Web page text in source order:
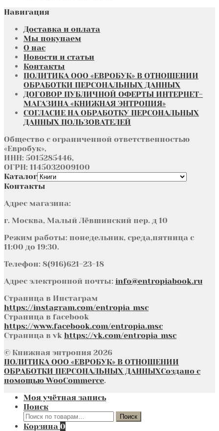
Навигация
Доставка и оплата
Мы покупаем
О нас
Новости и статьи
Контакты
ПОЛИТИКА ООО «ЕВРОБУК» В ОТНОШЕНИИ
ОБРАБОТКИ ПЕРСОНАЛЬНЫХ ДАННЫХ
ДОГОВОР ПУБЛИЧНОЙ ОФЕРТЫ ИНТЕРНЕТ-
МАГАЗИНА «КНИЖНАЯ ЭНТРОПИЯ»
СОГЛАСИЕ НА ОБРАБОТКУ ПЕРСОНАЛЬНЫХ
ДАННЫХ ПОЛЬЗОВАТЕЛЕЙ
Общество с ограниченной ответственностью
«Евробук»,
ИНН: 5015285446,
ОГРН: 1145032009100
Каталог
Контакты
Адрес магазина:
г. Москва, Малый Лёвшинский пер. д 10
Режим работы: понедельник, среда,пятница с
11:00 до 19:30.
Телефон: 8(916)621-23-18
Адрес электронной почты: info@entropiabook.ru
Страница в Инстаграм
https://instagram.com/entropia_msc
Страница в facebook
https://www.facebook.com/entropia.msc
Страница в vk https://vk.com/entropia_msc
© Книжная энтропия 2026
ПОЛИТИКА ООО «ЕВРОБУК» В ОТНОШЕНИИ
ОБРАБОТКИ ПЕРСОНАЛЬНЫХ ДАННЫХСоздано с
помощью WooCommerce.
Моя учётная запись
Поиск
Искать:
Поиск
Корзина 0